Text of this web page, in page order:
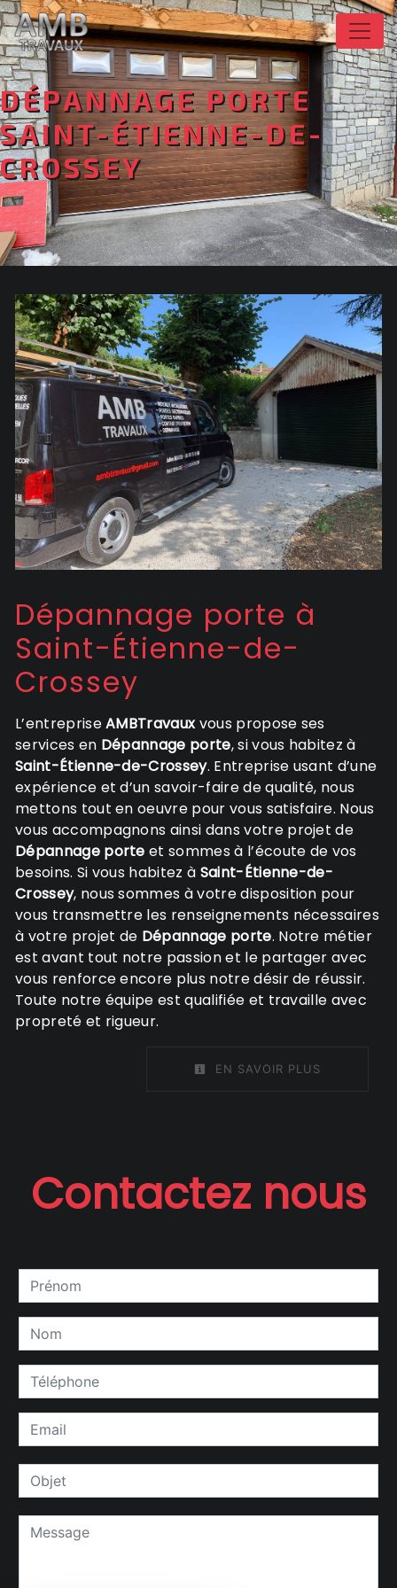
Panneau de gestion des cookies
DÉPANNAGE PORTE
SAINT-ÉTIENNE-DE-
CROSSEY
Dépannage porte à
Saint-Étienne-de-
Crossey
L’entrepriseAMBTravauxvous propose ses
services en Dépannage porte, si vous habitez à
Saint-Étienne-de-Crossey. Entreprise usant d’une
expérience et d’un savoir-faire de qualité, nous
mettons tout en oeuvre pour vous satisfaire. Nous
vous accompagnons ainsi dans votre projet de
Dépannage porte et sommes à l’écoute de vos
besoins. Si vous habitez à Saint-Étienne-de-
Crossey, nous sommes à votre disposition pour
vous transmettre les renseignements nécessaires
à votre projet de Dépannage porte. Notre métier
est avant tout notre passion et le partager avec
vous renforce encore plus notre désir de réussir.
Toute notre équipe est qualifiée et travaille avec
propreté et rigueur.
EN SAVOIR PLUS
Contactez nous